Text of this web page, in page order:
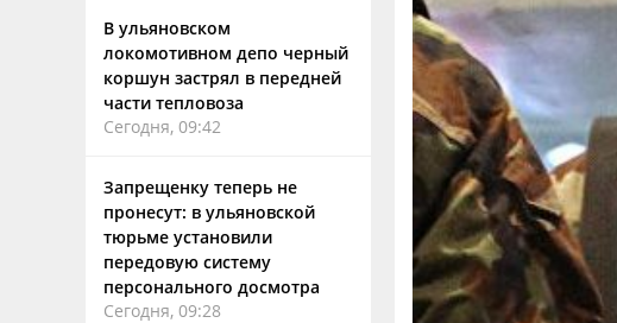
В ульяновском
локомотивном депо черный
коршун застрял в передней
части тепловоза
Сегодня, 09:42
Запрещенку теперь не
пронесут: в ульяновской
тюрьме установили
передовую систему
персонального досмотра
Сегодня, 09:28